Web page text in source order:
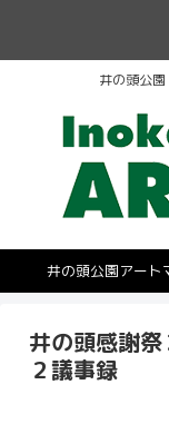
井の頭公
井の頭公園アー
井の頭感謝
２議事録